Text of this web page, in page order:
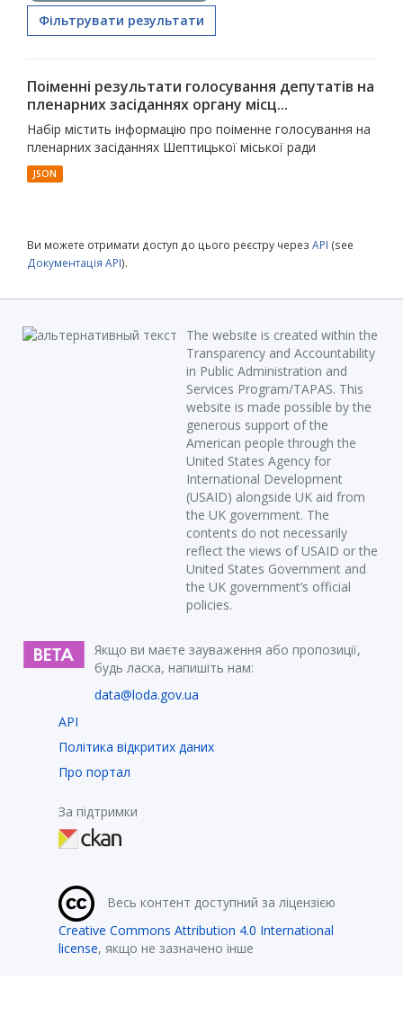
Фільтрувати результати
Поіменні результати голосування депутатів на
пленарних засіданнях органу місц...
Набір містить інформацію про поіменне голосування на
пленарних засіданнях Шептицької міської ради
JSON
Ви можете отримати доступ до цього реєстру через API (see
Документація API).
The website is created within the
Transparency and Accountability
in Public Administration and
Services Program/TAPAS. This
website is made possible by the
generous support of the
American people through the
United States Agency for
International Development
(USAID) alongside UK aid from
the UK government. The
contents do not necessarily
reflect the views of USAID or the
United States Government and
the UK government’s official
policies.
Якщо ви маєте зауваження або пропозиції,
будь ласка, напишіть нам:
data@loda.gov.ua
API
Політика відкритих даних
Про портал
За підтримки
Весь контент доступний за ліцензією
Creative Commons Attribution 4.0 International
license, якщо не зазначено інше